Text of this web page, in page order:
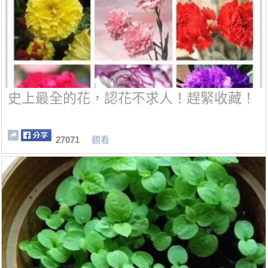
史上最全的花，認花不求人！趕緊收藏！
27071 觀看